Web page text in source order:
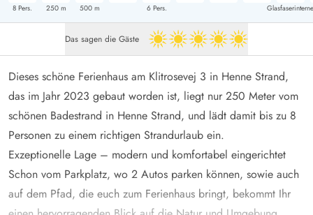
8 Pers. 250m 500m 6Pers.
Das sagen die Gäste 5 von 5
Dieses schöne Ferienhaus am Klitrosevej 3 in Henne Strand,
das im Jahr 2023 gebaut worden ist, liegt nur 250 Meter vom
schönen Badestrand in Henne Strand, und lädt damit bis zu 8
Personen zu einem richtigen Strandurlaub ein.
Exzeptionelle Lage – modern und komfortabel eingerichtet
Schon vom Parkplatz, wo 2 Autos parken können, sowie auch
auf dem Pfad, die euch zum Ferienhaus bringt, bekommt Ihr